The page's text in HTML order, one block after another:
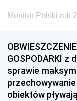
Monitor Polski rok
GOSPODARKI z
sprawie
obiektów